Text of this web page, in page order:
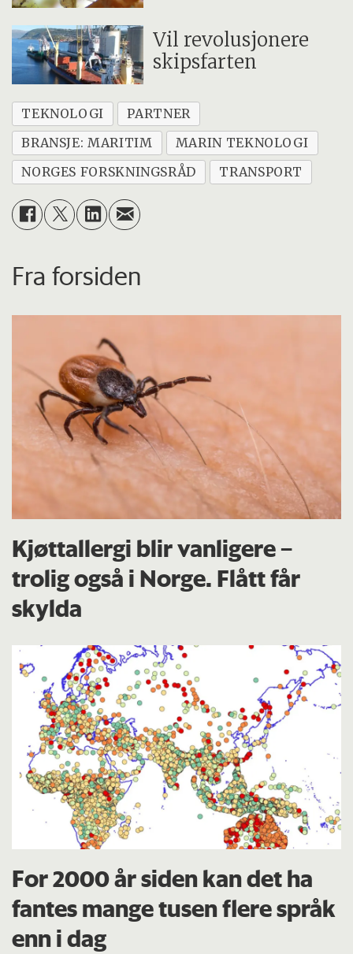
Vil revolusjonere
skipsfarten
TEKNOLOGI
PARTNER
BRANSJE: MARITIM
MARIN TEKNOLOGI
NORGES FORSKNINGSRÅD
TRANSPORT
Fra forsiden
Kjøttallergi blir vanligere –
trolig også i Norge. Flått får
skylda
For 2000 år siden kan det ha
fantes mange tusen flere språk
enn i dag